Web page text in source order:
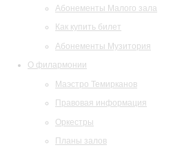
Абонементы Малого зала
Как купить билет
Абонементы Музитория
О филармонии
Маэстро Темирканов
Правовая информация
Оркестры
Планы залов